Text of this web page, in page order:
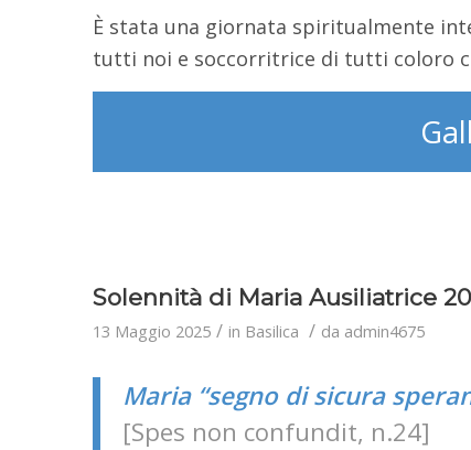
È stata una giornata spiritualmente
tutti noi e soccorritrice di tutti coloro
Solennità di Maria Ausiliatrice
13 Maggio 2025 / in Basilica / da admin4675
Maria “segno di sicura
[Spes non confundit, n.24]